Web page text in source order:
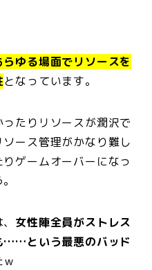
ゆる場面でリソースを
となっています。
たりリソースが潤沢で
ース管理がかなり難し
ゲームオーバーになっ
女性陣全員がストレス
……という最悪のバッド